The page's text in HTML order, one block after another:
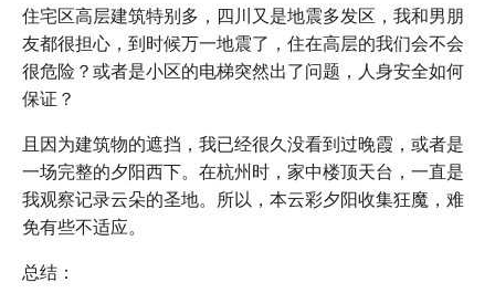
住宅区高层建筑特别多，四川又是地震多发区，我和男朋
友都很担心，到时候万一地震了，住在高层的我们会不会
很危险？或者是小区的电梯突然出了问题，人身安全如何
保证？
且因为建筑物的遮挡，我已经很久没看到过晚霞，或者是
一场完整的夕阳西下。在杭州时，家中楼顶天台，一直是
我观察记录云朵的圣地。所以，本云彩夕阳收集狂魔，难
免有些不适应。
总结：